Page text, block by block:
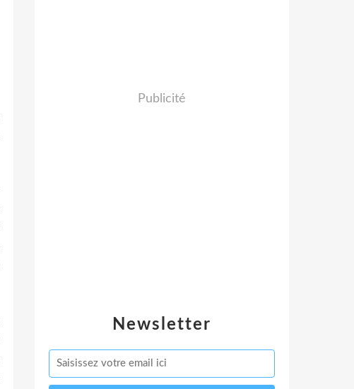
Newsletter
Publicité